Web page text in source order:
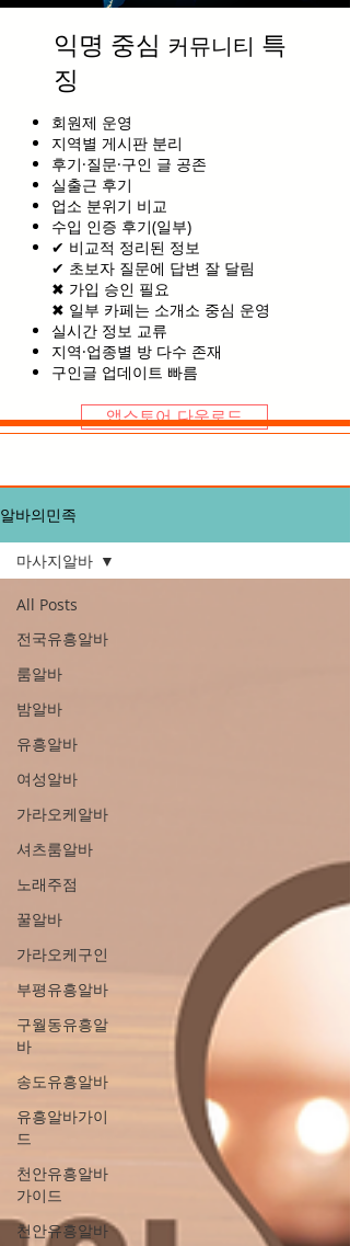
익명 중심 커뮤니티 특
징
회원제 운영
지역별 게시판 분리
후기·질문·구인 글 공존
실출근 후기
업소 분위기 비교
수입 인증 후기(일부)
✔ 비교적 정리된 정보
✔ 초보자 질문에 답변 잘 달림
✖ 가입 승인 필요
✖ 일부 카페는 소개소 중심 운영
실시간 정보 교류
지역·업종별 방 다수 존재
구인글 업데이트 빠름
앱스토어 다운로드
알바의민족
All Posts
전국유흥알바
룸알바
밤알바
유흥알바
여성알바
가라오케알바
셔츠룸알바
노래주점
꿀알바
가라오케구인
부평유흥알바
구월동유흥알
바
송도유흥알바
유흥알바가이
드
천안유흥알바
가이드
천안유흥알바
마사지알바